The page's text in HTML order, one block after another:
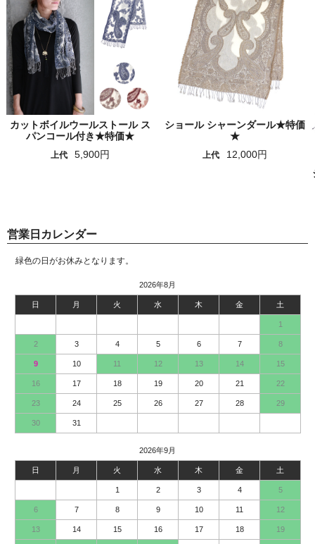
カットボイルウールストール ス
パンコール付き★特価★
上代 5,900円
ショール シャーンダール★特価
★
上代
12,000円
営業日カレンダー
緑色の日がお休みとなります。
2026年8月
日 月 火 水 木 金 土
1
2 3 4 5 6 7 8
9 10 11 12 13 14 15
16 17 18 19 20 21 22
23 24 25 26 27 28 29
30 31
2026年9月
日 月 火 水 木 金 土
1 2 3 4 5
6 7 8 9 10 11 12
13 14 15 16 17 18 19